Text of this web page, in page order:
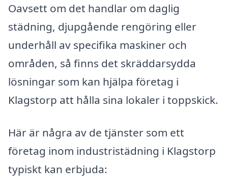
Oavsett om det handlar om daglig
städning, djupgående rengöring eller
underhåll av specifika maskiner och
områden, så finns det skräddarsydda
lösningar som kan hjälpa företag i
Klagstorp att hålla sina lokaler i toppskick.
Här är några av de tjänster som ett
företag inom industristädning i Klagstorp
typiskt kan erbjuda: